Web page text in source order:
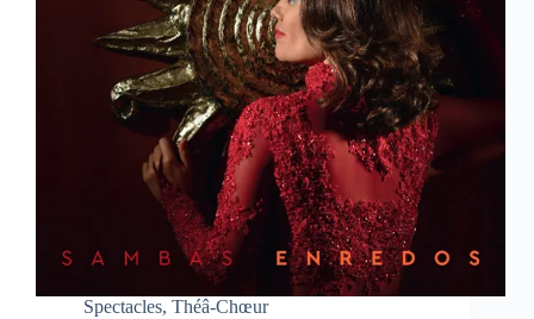
Spectacles, Théâ-Chœur